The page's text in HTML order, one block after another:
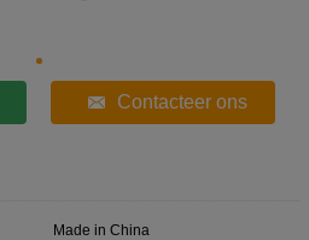
Contacteer ons
Made in China